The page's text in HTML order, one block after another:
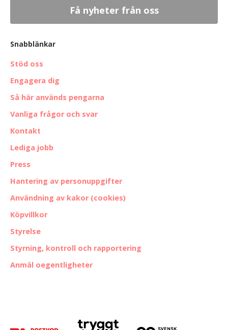
Snabblänkar
Stöd oss
Engagera dig
Så här används pengarna
Vanliga frågor och svar
Kontakt
Lediga jobb
Press
Hantering av personuppgifter
Användning av kakor (cookies)
Köpvillkor
Styrelse
Styrning, kontroll och rapportering
Anmäl oegentligheter